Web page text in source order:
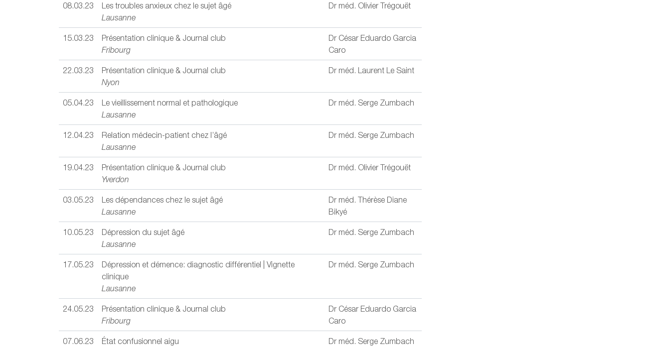
08.03.23
Les troubles anxieux chez le sujet âgé
Lausanne
Dr méd. Olivier Trégouët
15.03.23
Présentation clinique & Journal club
Fribourg
Dr César Eduardo Garcia
Caro
22.03.23
Présentation clinique & Journal club
Nyon
Dr méd. Laurent Le Saint
05.04.23
Le vieillissement normal et pathologique
Lausanne
Dr méd. Serge Zumbach
12.04.23
Relation médecin-patient chez l’âgé
Lausanne
Dr méd. Serge Zumbach
19.04.23
Présentation clinique & Journal club
Yverdon
Dr méd. Olivier Trégouët
03.05.23
Les dépendances chez le sujet âgé
Lausanne
Dr méd. Thérèse Diane
Bikyé
10.05.23
Dépression du sujet âgé
Lausanne
Dr méd. Serge Zumbach
17.05.23
Dépression et démence: diagnostic différentiel | Vignette
clinique
Lausanne
Dr méd. Serge Zumbach
24.05.23
Présentation clinique & Journal club
Fribourg
Dr César Eduardo Garcia
Caro
07.06.23
État confusionnel aigu
Dr méd. Serge Zumbach